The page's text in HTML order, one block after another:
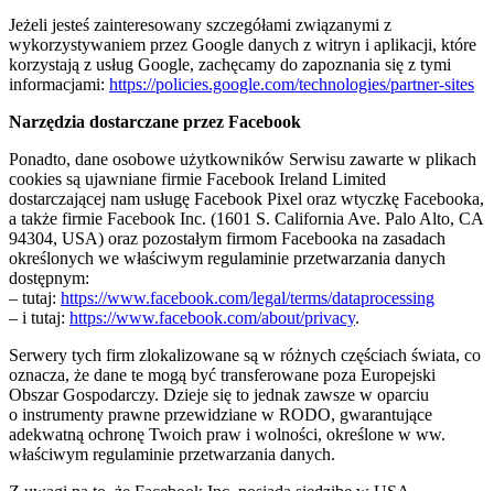
Jeżeli jesteś zainteresowany szczegółami związanymi z
wykorzystywaniem przez Google danych z witryn i aplikacji, które
korzystają z usług Google, zachęcamy do zapoznania się z tymi
informacjami: https://policies.google.com/technologies/partner-sites
Narzędzia dostarczane przez Facebook
Ponadto, dane osobowe użytkowników Serwisu zawarte w plikach
cookies są ujawniane firmie Facebook Ireland Limited
dostarczającej nam usługę Facebook Pixel oraz wtyczkę Facebooka,
a także firmie Facebook Inc. (1601 S. California Ave. Palo Alto, CA
94304, USA) oraz pozostałym firmom Facebooka na zasadach
określonych we właściwym regulaminie przetwarzania danych
dostępnym:
– tutaj: https://www.facebook.com/legal/terms/dataprocessing
– i tutaj: https://www.facebook.com/about/privacy.
Serwery tych firm zlokalizowane są w różnych częściach świata, co
oznacza, że dane te mogą być transferowane poza Europejski
Obszar Gospodarczy. Dzieje się to jednak zawsze w oparciu
o instrumenty prawne przewidziane w RODO, gwarantujące
adekwatną ochronę Twoich praw i wolności, określone w ww.
właściwym regulaminie przetwarzania danych.